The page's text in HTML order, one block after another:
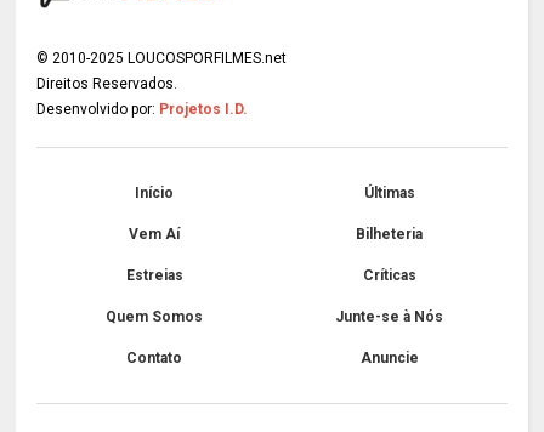
© 2010-2025 LOUCOSPORFILMES.net
Direitos Reservados.
Desenvolvido por: Projetos I.D.
Início Últimas
Vem Aí Bilheteria
Estreias Críticas
Quem Somos Junte-se à Nós
Contato Anuncie